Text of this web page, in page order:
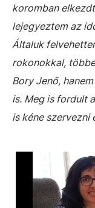
koromban
lejegyeztem az
Általuk
rokonokkal,
Bory Jenő,
is. Meg is fordult
is kéne szervezni